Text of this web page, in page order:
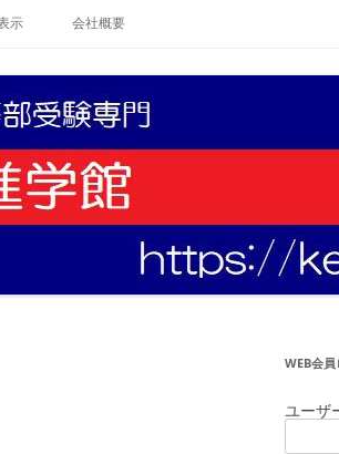
示 会社概要
WEB会
ユーザ